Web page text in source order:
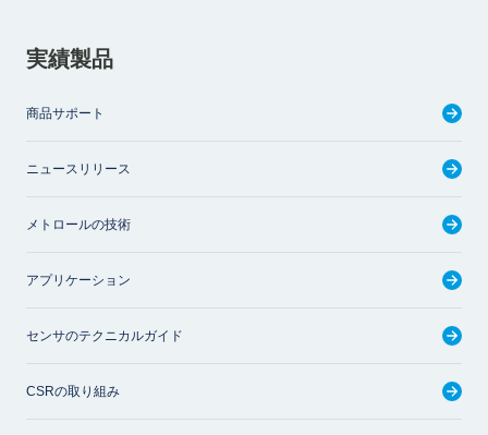
実績製品
商品サポート
ニュースリリース
メトロールの技術
アプリケーション
センサのテクニカルガイド
CSRの取り組み